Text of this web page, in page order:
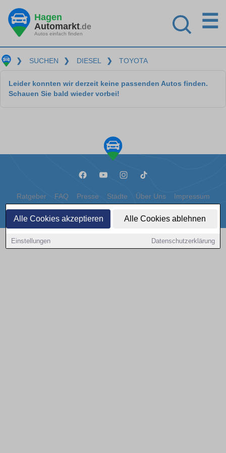
Alle Cookies akzeptieren Alle Cookies ablehnen
Einstellungen Datenschutzerklärung
Hagen
Automarkt.de
Autos einfach finden
☰
❯ SUCHEN ❯ DIESEL ❯ TOYOTA
Leider konnten wir derzeit keine passenden Autos finden.
Schauen Sie bald wieder vorbei!
Ratgeber FAQ Presse Städte Über Uns Impressum
Datenschutz Cookies
Copyright © 2000 - 2026 | 1A Infosysteme GmbH | Content by: 1a-sites-autos